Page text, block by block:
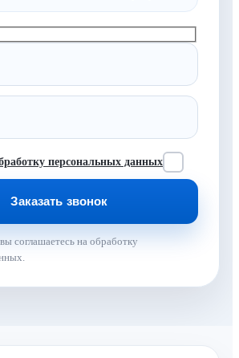
персональных данных
соглашаетесь на обработку